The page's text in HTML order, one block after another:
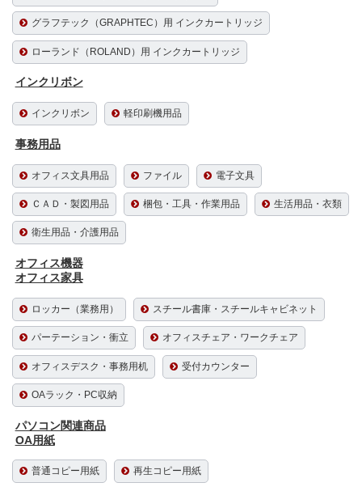
グラフテック（GRAPHTEC）用 インクカートリッジ
ローランド（ROLAND）用 インクカートリッジ
インクリボン
インクリボン 軽印刷機用品
事務用品
オフィス文具用品 ファイル 電子文具
ＣＡＤ・製図用品 梱包・工具・作業用品 生活用品・衣類
衛生用品・介護用品
オフィス機器
オフィス家具
ロッカー（業務用） スチール書庫・スチールキャビネット
パーテーション・衝立 オフィスチェア・ワークチェア
オフィスデスク・事務用机 受付カウンター
OAラック・PC収納
パソコン関連商品
OA用紙
普通コピー用紙 再生コピー用紙